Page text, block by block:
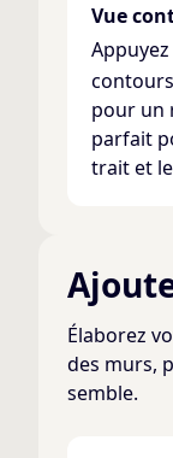
Vue
pour un
parfait
trait et
Élaborez
des murs,
semble.